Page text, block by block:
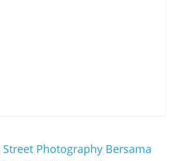
Photography Bersama